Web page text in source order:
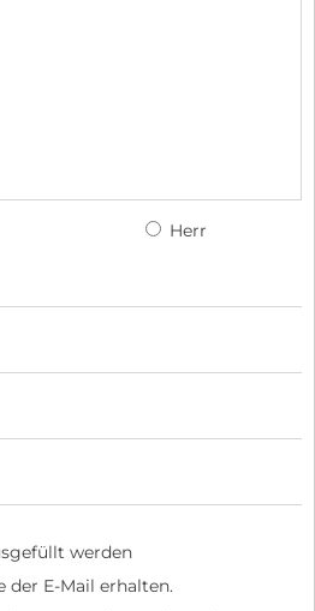
Herr
werden
der E-Mail erhalten.